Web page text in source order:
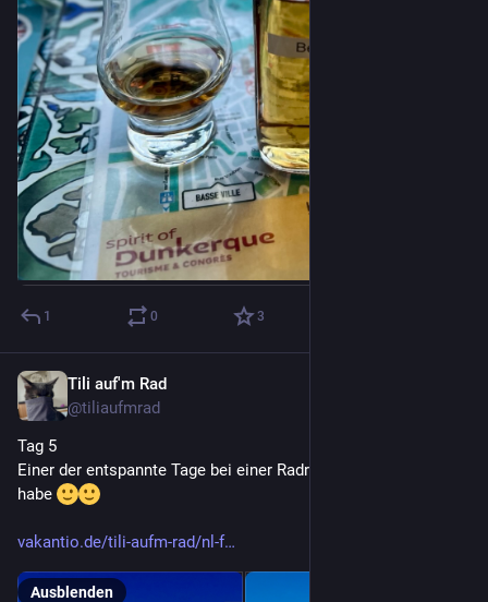
1 0 3
Tili auf'm Rad
@tiliaufmrad
Tag 5
Einer der entspannte Tage bei einer Radreise, die ich je erlebt
habe
vakantio.de/tili-aufm-rad/nl-f
Ausblenden